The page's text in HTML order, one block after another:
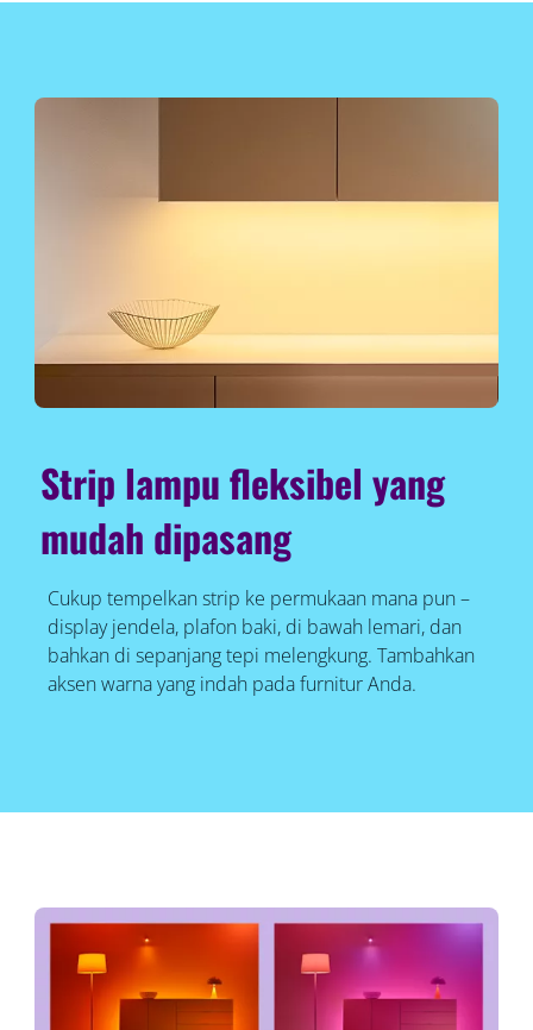
Strip lampu fleksibel yang
mudah dipasang
Cukup tempelkan strip ke permukaan mana pun –
display jendela, plafon baki, di bawah lemari, dan
bahkan di sepanjang tepi melengkung. Tambahkan
aksen warna yang indah pada furnitur Anda.